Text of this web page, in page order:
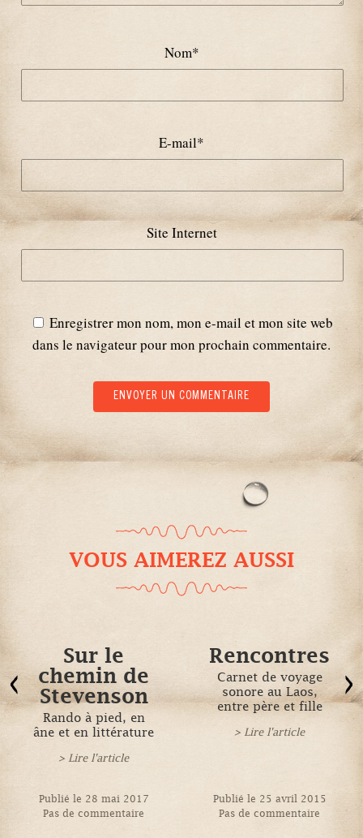
Nom*
E-mail*
Site Internet
Enregistrer mon nom, mon e-mail et mon site web
dans le navigateur pour mon prochain commentaire.
VOUS AIMEREZ AUSSI
Sur le
chemin de
Stevenson
Rando à pied, en
âne et en littérature
> Lire l'article
Publié le 28 mai 2017
Pas de commentaire
Rencontres
Carnet de voyage
sonore au Laos,
entre père et fille
> Lire l'article
Publié le 25 avril 2015
Pas de commentaire